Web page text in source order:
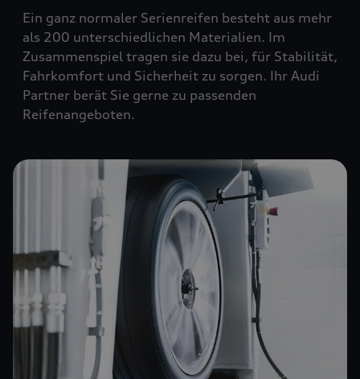
Ein ganz normaler Serienreifen besteht aus mehr
als 200 unterschiedlichen Materialien. Im
Zusammenspiel tragen sie dazu bei, für Stabilität,
Fahrkomfort und Sicherheit zu sorgen. Ihr Audi
Partner berät Sie gerne zu passenden
Reifenangeboten.